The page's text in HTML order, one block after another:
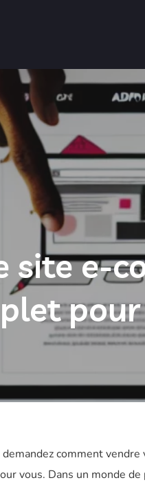
site e-
comment vendre
vous. Dans un monde